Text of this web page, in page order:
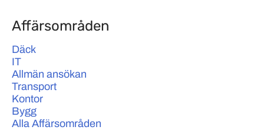
Affärsområden
Däck
IT
Allmän ansökan
Transport
Kontor
Bygg
Alla Affärsområden